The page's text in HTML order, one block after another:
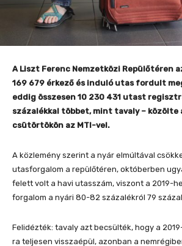
A Liszt Ferenc Nemzetközi Repülőtéren
169 679 érkező és induló utas fordult
eddig összesen 10 230 431 utast
százalékkal többet, mint tavaly – közölte
csütörtökön az MTI-vel.
A közlemény szerint a nyár elmúltával
utasforgalom a repülőtéren, októberben
felett volt a havi utasszám, viszont a 2019-
forgalom a nyári 80-82 százalékról 79
Felidézték: tavaly azt becsülték, hogy a
ra teljesen visszaépül, azonban a